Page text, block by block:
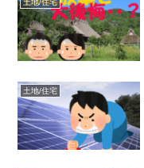
土地/住宅